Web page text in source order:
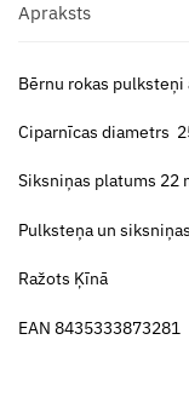
Apraksts
Bērnu rokas
Ciparnīcas diametrs
Siksniņas platums 22
Pulksteņa un
Ražots Ķīnā
EAN 8435333873281